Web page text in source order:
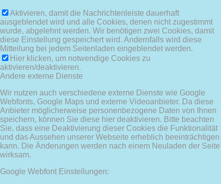
Aktivieren, damit die Nachrichtenleiste dauerhaft
ausgeblendet wird und alle Cookies, denen nicht zugestimmt
wurde, abgelehnt werden. Wir benötigen zwei Cookies, damit
diese Einstellung gespeichert wird. Andernfalls wird diese
Mitteilung bei jedem Seitenladen eingeblendet werden.
Hier klicken, um notwendige Cookies zu
aktivieren/deaktivieren.
Andere externe Dienste
Wir nutzen auch verschiedene externe Dienste wie Google
Webfonts, Google Maps und externe Videoanbieter. Da diese
Anbieter möglicherweise personenbezogene Daten von Ihnen
speichern, können Sie diese hier deaktivieren. Bitte beachten
Sie, dass eine Deaktivierung dieser Cookies die Funktionalität
und das Aussehen unserer Webseite erheblich beeinträchtigen
kann. Die Änderungen werden nach einem Neuladen der Seite
wirksam.
Google Webfont Einstellungen: